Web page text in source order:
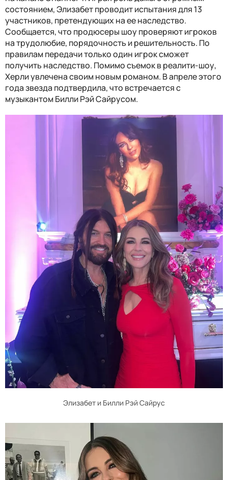
состоянием, Элизабет проводит испытания для 13
участников, претендующих на ее наследство.
Сообщается, что продюсеры шоу проверяют игроков
на трудолюбие, порядочность и решительность. По
правилам передачи только один игрок сможет
получить наследство. Помимо съемок в реалити-шоу,
Херли увлечена своим новым романом. В апреле этого
года звезда подтвердила, что встречается с
музыкантом Билли Рэй Сайрусом.
Элизабет и Билли Рэй Сайрус